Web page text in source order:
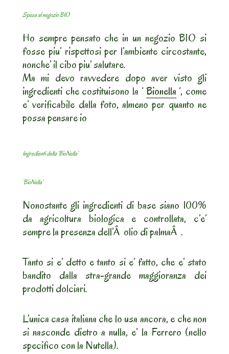
Spesa al negozio BIO
Ho sempre pensato che in un negozio BIO si
fosse piu’ rispettosi per l’ambiente circostante,
nonche’ il cibo piu’ salutare.
Ma mi devo ravvedere dopo aver visto gli
ingredienti che costituisono la ‘Bionella ‘, come
e’ verificabile dalla foto, almeno per quanto ne
possa pensare io
Ingredienti della ‘BioNella’
‘BioNella’
Nonostante gli ingredienti di base siano 100%
da agricoltura biologica e controllata, c’e’
sempre la presenza dell’Â olio di palmaÂ .
Tanto si e’ detto e tanto si e’ fatto, che e’ stato
bandito dalla stra-grande maggioranza dei
prodotti dolciari.
L’unica casa italiana che lo usa ancora, e che non
si nasconde dietro a nulla, e’ la Ferrero (nello
specifico con la Nutella).